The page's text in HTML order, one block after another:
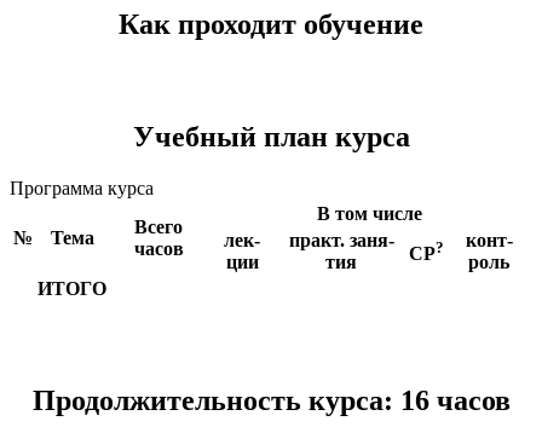
Как проходит обучение​
Учебный план курса
Программа курса
№ Тема
Всего
часов
В том числе
лек-
ции
практ. заня-
тия
СР?
конт-
роль
ИТОГО
Продолжительность курса: 16 часов